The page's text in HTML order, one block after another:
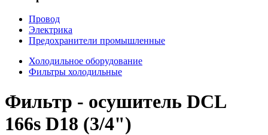
Провод
Электрика
Предохранители промышленные
Холодильное оборудование
Фильтры холодильные
Фильтр - осушитель DCL
166s D18 (3/4")